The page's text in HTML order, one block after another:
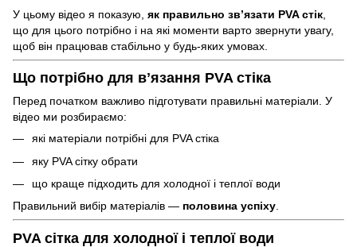
У цьому відео я показую, як правильно звʼязати PVA стік
що для цього потрібно і на які моменти варто звернути увагу,
щоб він працював стабільно у будь-яких умовах.
Що потрібно для вʼязання PVA стіка
Перед початком важливо підготувати правильні матеріали. У
відео ми розбираємо:
які матеріали потрібні для PVA стіка
яку PVA сітку обрати
що краще підходить для холодної і теплої води
Правильний вибір матеріалів — половина успіху.
PVA сітка для холодної і теплої води